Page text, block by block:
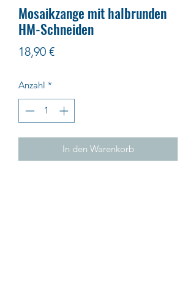
Mosaikzange mit halbrunden
HM-Schneiden
18,90 €Preis
Anzahl *
In den Warenkorb